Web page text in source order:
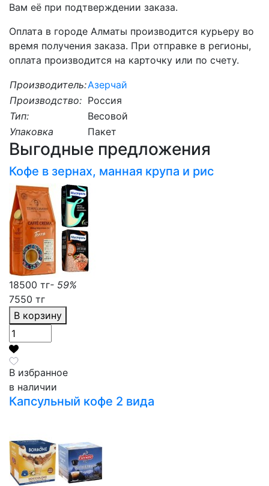
Вам её при подтверждении заказа.
Оплата в городе Алматы производится курьеру во
время получения заказа. При отправке в регионы,
оплата производится на карточку или по счету.
Производитель:Азерчай
Производство: Россия
Тип:
Весовой
Упаковка
Пакет
Выгодные предложения
Кофе в зернах, манная крупа и рис
18500 тг- 59%
7550 тг
В корзину
В избранное
в наличии
Капсульный кофе 2 вида